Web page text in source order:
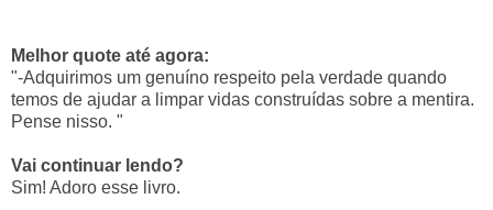
Melhor quote até agora:
"-Adquirimos um genuíno respeito pela verdade quando
temos de ajudar a limpar vidas construídas sobre a mentira.
Pense nisso. "
Vai continuar lendo?
Sim! Adoro esse livro.